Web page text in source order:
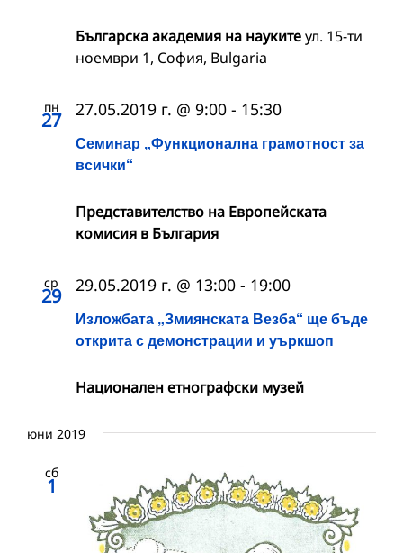
Българска академия на наукитеул. 15-ти
ноември 1, София, Bulgaria
пн
27
Семинар „Функционална грамотност за
всички“
27.05.2019 г. @ 9:00 - 15:30
Представителство на Европейската
комисия в България
ср
29
Изложбата „Змиянската Везба“ ще бъде
открита с демонстрации и уъркшоп
29.05.2019 г. @ 13:00 - 19:00
Национален етнографски музей
юни 2019
сб
1